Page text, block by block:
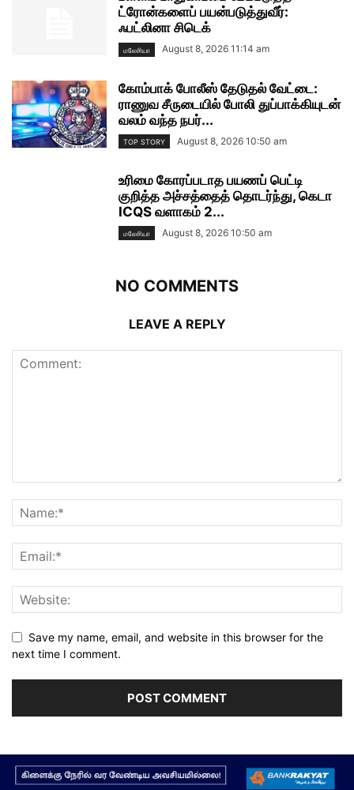
ட்ரோன்களைப் பயன்படுத்துவீர்:
ஃபட்லினா சிடெக்
மலேசியா August 8, 2026 11:14 am
கோம்பாக் போலீஸ் தேடுதல் வேட்டை:
ராணுவ சீருடையில் போலி துப்பாக்கியுடன்
வலம் வந்த நபர்...
TOP STORY August 8, 2026 10:50 am
உரிமை கோரப்படாத பயணப் பெட்டி
குறித்த அச்சத்தைத் தொடர்ந்து, கெடா
ICQS வளாகம் 2...
மலேசியா August 8, 2026 10:50 am
NO COMMENTS
LEAVE A REPLY
Save my name, email, and website in this browser for the
next time I comment.